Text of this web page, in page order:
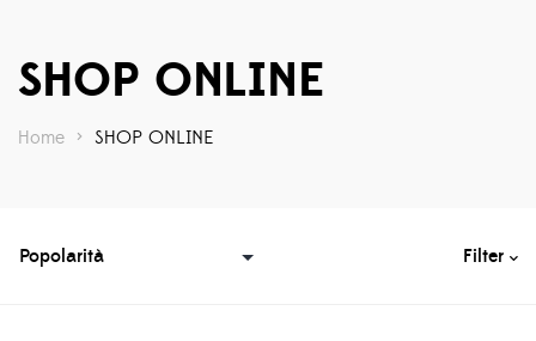
SHOP ONLINE
Home > SHOP ONLINE
Filter